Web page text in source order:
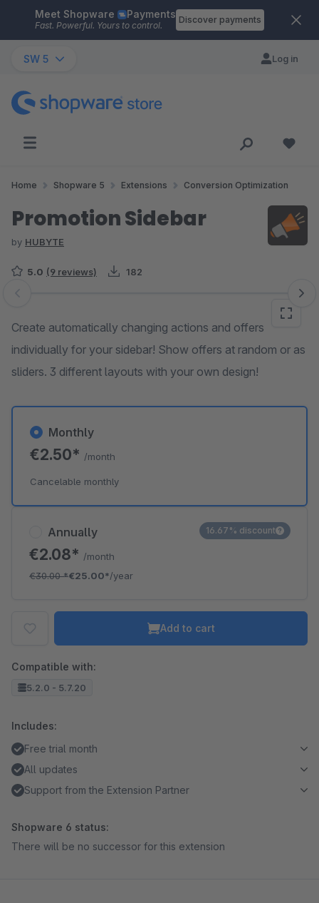
Skip to main content
Meet Shopware Payments
Fast. Powerful. Yours to control.
Discover payments
SW 5 Log in
Home Shopware 5 Extensions Conversion Optimization
Promotion Sidebar
by HUBYTE
5.0 (9 reviews) 182
Skip image gallery
Create automatically changing actions and offers
individually for your sidebar! Show offers at random or as
sliders. 3 different layouts with your own design!
Annually
€2.08* /month
€30.00*€25.00*/year
16.67% discount
Monthly
€2.50* /month
Cancelable monthly
Add to cart
Compatible with:
5.2.0 - 5.7.20
Includes:
Free trial month
All updates
Support from the Extension Partner
Shopware 6 status:
There will be no successor for this extension